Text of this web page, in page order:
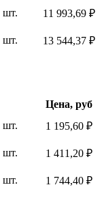
шт.
11 993,69 ₽
шт. 13 544,37 ₽
Цена, руб
шт.
1 195,60 ₽
шт.
1 411,20 ₽
шт.
1 744,40 ₽